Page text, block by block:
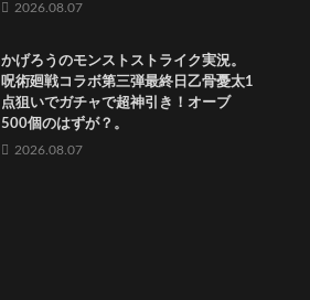
2026.08.07
かげろうのモンストストライク実況。
呪術廻戦コラボ第三弾最終日乙骨憂太1
点狙いでガチャで超神引き！オーブ
500個のはずが？。
2026.08.07